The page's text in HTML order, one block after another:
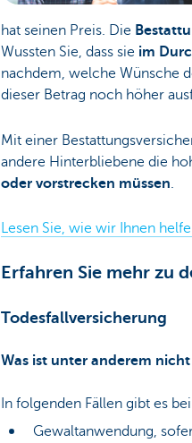
hat seinen Preis. Die
Wussten Sie, dass sie im
nachdem, welche Wünsche
dieser Betrag noch höher
Mit einer
andere Hinterbliebene die
oder vorstrecken müssen.
Lesen Sie, wie wir Ihnen
Erfahren Sie mehr zu
Todesfallversicherung
Was ist unter anderem
In folgenden Fällen gibt es
Gewaltanwendung,